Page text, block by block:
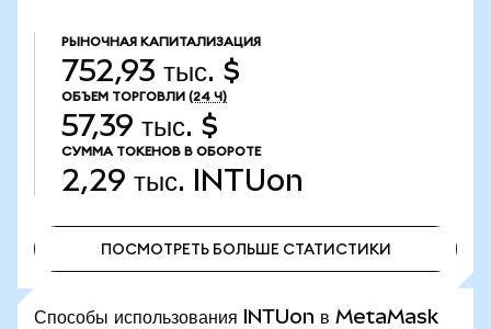
РЫНОЧНАЯ КАПИТАЛИЗАЦИЯ
752,93 тыс. $
ОБЪЕМ ТОРГОВЛИ (24 Ч)
57,39 тыс. $
СУММА ТОКЕНОВ В ОБОРОТЕ
2,29 тыс. INTUon
ПОСМОТРЕТЬ БОЛЬШЕ СТАТИСТИКИ
Способы использования INTUon в MetaMask